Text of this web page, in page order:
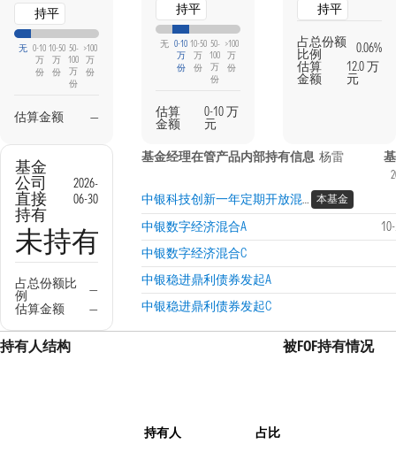
持平
无 0-10
万
份
10-50
万
份
50-
100
万
份
>100
万
份
估算金额 —
持平
无 0-10
万
份
10-50
万
份
50-
100
万
份
>100
万
份
估算
金额
0-10 万
元
持平
占总份额
比例
0.06%
估算
金额
12.0 万
元
基金
公司
直接
持有
2026-
06-30
未持有
占总份额比
例
—
估算金额
—
基金经理在管产品内部持有信息 杨雷
中银科技创新一年定期开放混合 本基金
中银数字经济混合A
中银数字经济混合C
中银稳进鼎利债券发起A
中银稳进鼎利债券发起C
持有人结构
持有人 占比
被FOF持有情况